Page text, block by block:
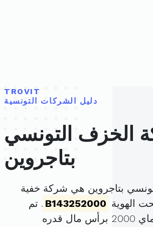
TROVIT
دليل الشركات التونسية
الخزف التونسي
بتاجروين
بتاجروين هي شركة خفية
الهوية B143252000 . تم